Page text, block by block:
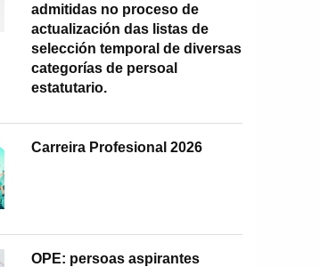
admitidas no proceso de
actualización das listas de
selección temporal de diversas
categorías de persoal
estatutario.
Carreira Profesional 2026
OPE: persoas aspirantes